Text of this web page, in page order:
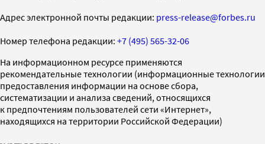
Адрес электронной почты редакции: press-release@forbes.ru
Номер телефона редакции: +7 (495) 565-32-06
На информационном ресурсе применяются
рекомендательные технологии (информационные технологии
предоставления информации на основе сбора,
систематизации и анализа сведений, относящихся
к предпочтениям пользователей сети «Интернет»,
находящихся на территории Российской Федерации)